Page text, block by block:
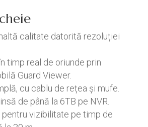
calitate datorită rezoluției
timp real de oriunde prin
Guard Viewer.
cu cablu de rețea și mufe.
de până la 6TB pe NVR.
pentru vizibilitate pe timp de